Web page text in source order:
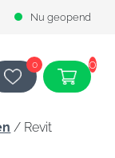
Nu geopend
0 0
/ Revit